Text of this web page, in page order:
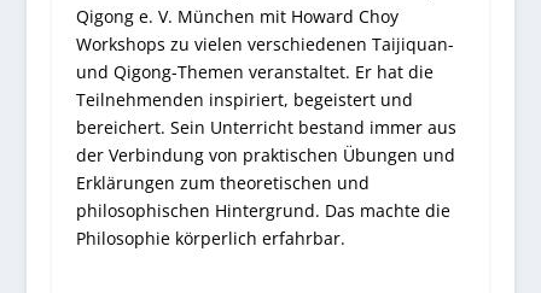
Qigong e. V. München mit Howard Choy
Workshops zu vielen verschiedenen Taijiquan-
und Qigong-Themen veranstaltet. Er hat die
Teilnehmenden inspiriert, begeistert und
bereichert. Sein Unterricht bestand immer aus
der Verbindung von praktischen Übungen und
Erklärungen zum theoretischen und
philosophischen Hintergrund. Das machte die
Philosophie körperlich erfahrbar.